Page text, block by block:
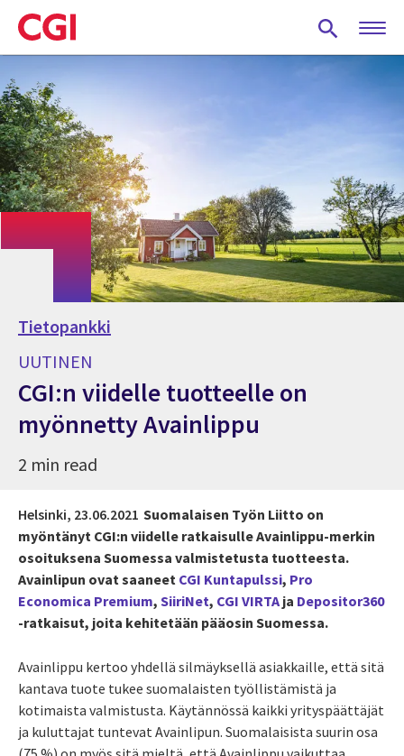
Skip
to
main
content
Tietopankki
UUTINEN
CGI:n viidelle tuotteelle on
myönnetty Avainlippu
2 min read
Helsinki, 23.06.2021 Suomalaisen Työn Liitto on
myöntänyt CGI:n viidelle ratkaisulle Avainlippu-merkin
osoituksena Suomessa valmistetusta tuotteesta.
Avainlipun ovat saaneet CGI Kuntapulssi, Pro
Economica Premium, SiiriNet, CGI VIRTA ja Depositor360
-ratkaisut, joita kehitetään pääosin Suomessa.
Avainlippu kertoo yhdellä silmäyksellä asiakkaille, että sitä
kantava tuote tukee suomalaisten työllistämistä ja
kotimaista valmistusta. Käytännössä kaikki yrityspäättäjät
ja kuluttajat tuntevat Avainlipun. Suomalaisista suurin osa